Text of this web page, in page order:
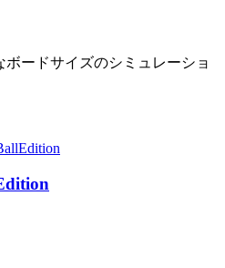
ードサイズのシミュレーショ